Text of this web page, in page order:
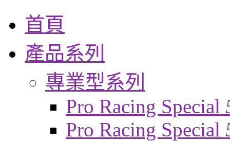
首頁
產品系列
專業型系列
Pro Racing Special
Pro Racing Special